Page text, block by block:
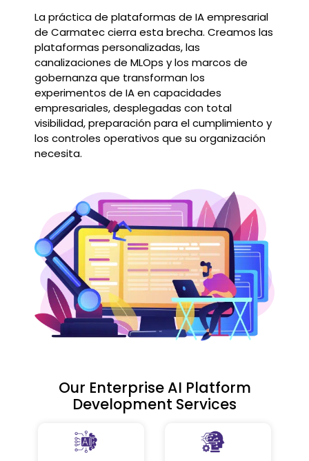
La práctica de plataformas de IA empresarial
de Carmatec cierra esta brecha. Creamos las
plataformas personalizadas, las
canalizaciones de MLOps y los marcos de
gobernanza que transforman los
experimentos de IA en capacidades
empresariales, desplegadas con total
visibilidad, preparación para el cumplimiento y
los controles operativos que su organización
necesita.
Our Enterprise AI Platform
Development Services